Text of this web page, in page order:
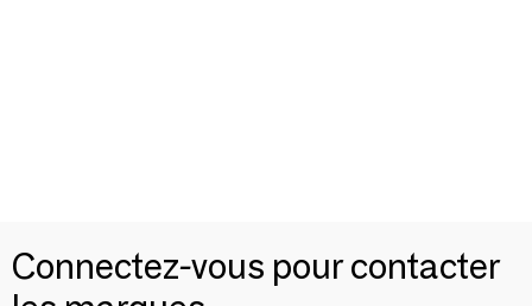
Connectez-vous pour contacter